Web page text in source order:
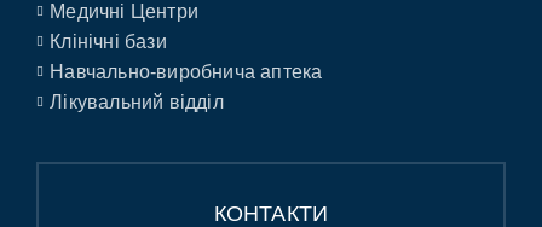
Медичні Центри
Клінічні бази
Навчально-виробнича аптека
Лікувальний відділ
КОНТАКТИ